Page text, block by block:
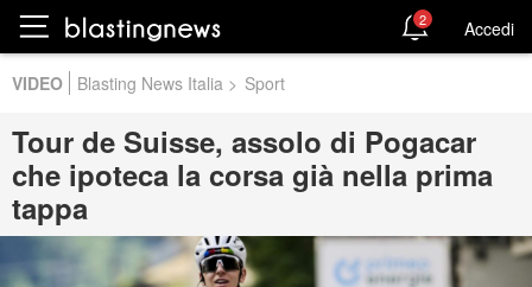
VIDEO Blasting News Italia > Sport
Tour de Suisse, assolo di Pogacar
che ipoteca la corsa già nella prima
tappa
2 Accedi